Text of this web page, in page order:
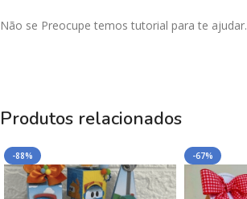
Não se Preocupe temos tutorial para te ajudar.
Produtos relacionados
-88% -67%